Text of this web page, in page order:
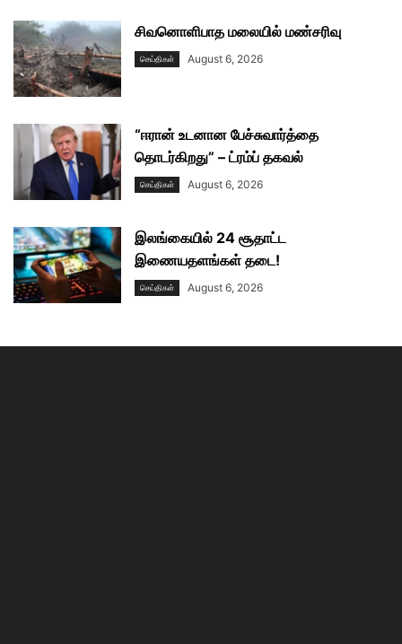
சிவனொளிபாத மலையில் மண்சரிவு
செய்திகள் August 6, 2026
“ஈரான் உடனான பேச்சுவார்த்தை
தொடர்கிறது” – ட்ரம்ப் தகவல்
செய்திகள் August 6, 2026
இலங்கையில் 24 சூதாட்ட
இணையதளங்கள் தடை!
செய்திகள் August 6, 2026